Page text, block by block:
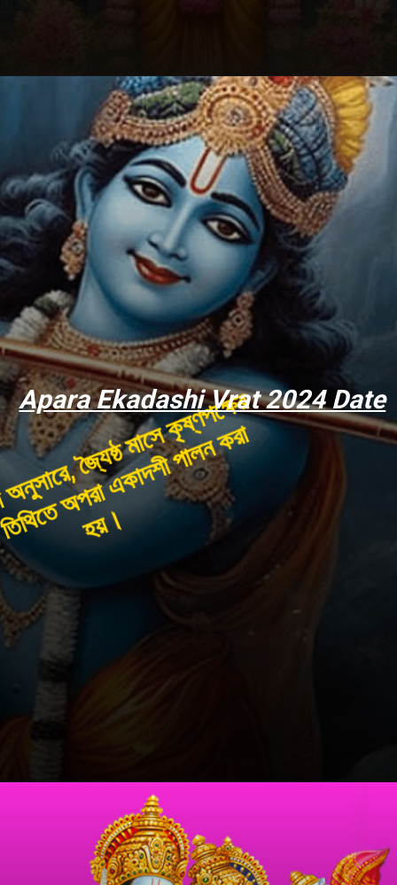
হিন্দু পঞ্জিকা অনুসারে, জ্যৈষ্ঠ মাসে কৃষ্ণপক্ষের
একাদশ তিথিতে অপরা একাদশী পালন করা
Apara Ekadashi Vrat 2024 Date